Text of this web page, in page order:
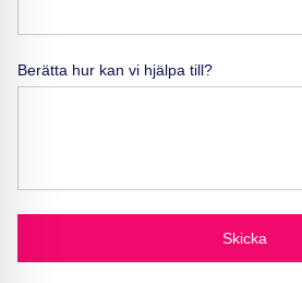
Berätta hur kan vi hjälpa till?
Skicka